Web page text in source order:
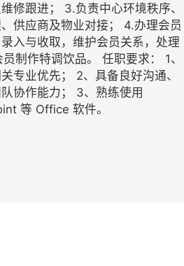
修跟进； 3.负责中心环境秩序、
供应商及物业对接； 4.办理会员
入与收取，维护会员关系，处理
制作特调饮品。 任职要求： 1、
专业优先； 2、具备良好沟通、
协作能力； 3、熟练使用
等 Office 软件。